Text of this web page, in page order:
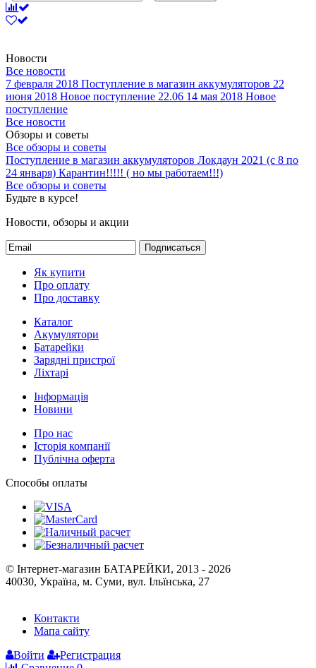
Новости
Все новости
7 февраля 2018 Поступление в магазин аккумуляторов 22
июня 2018 Новое поступление 22.06 14 мая 2018 Новое
поступление
Все новости
Обзоры и советы
Все обзоры и советы
Поступление в магазин аккумуляторов Локдаун 2021 (с 8 по
24 января) Карантин!!!!! ( но мы работаем!!!)
Все обзоры и советы
Будьте в курсе!
Новости, обзоры и акции
Подписаться
Як купити
Про оплату
Про доставку
Каталог
Акумулятори
Батарейки
Зарядні пристрої
Ліхтарі
Інформація
Новини
Про нас
Історія компанії
Публічна оферта
Способы оплаты
© Інтернет-магазин БАТАРЕЙКИ, 2013 - 2026
40030, Україна, м. Суми, вул. Ільїнська, 27
Контакти
Мапа сайту
Войти
Регистрация